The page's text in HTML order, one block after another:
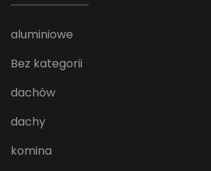
aluminiowe
Bez kategorii
dachów
dachy
komina